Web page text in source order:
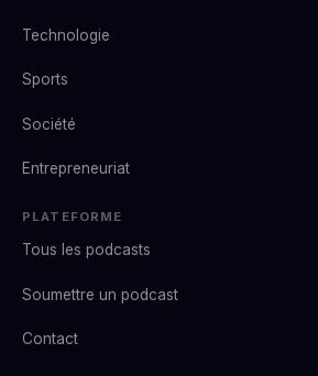
Technologie
Sports
Société
Entrepreneuriat
PLATEFORME
Tous les podcasts
Soumettre un podcast
Contact